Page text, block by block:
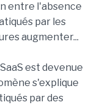
entre l'absence
par les
augmenter...
est devenue
s'explique
par des